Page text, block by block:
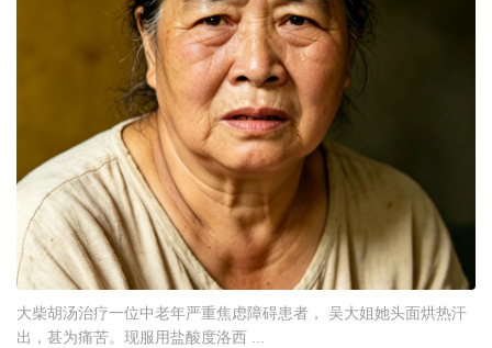
大柴胡汤治疗一位中老年严重焦虑障碍患者， 吴大姐她头面烘热汗
出，甚为痛苦。现服用盐酸度洛西 ...